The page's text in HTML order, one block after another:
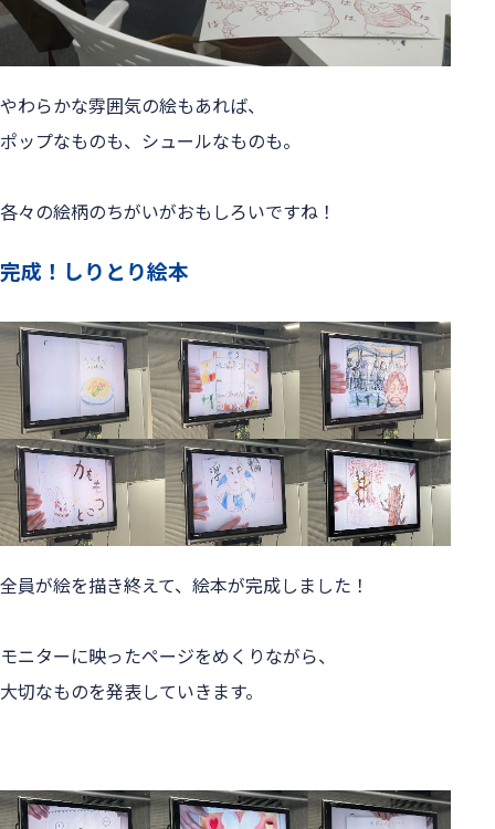
やわらかな雰囲気の絵もあれば、
ポップなものも、シュールなものも。
各々の絵柄のちがいがおもしろいですね！
完成！しりとり絵本
全員が絵を描き終えて、絵本が完成しました！
モニターに映ったページをめくりながら、
大切なものを発表していきます。